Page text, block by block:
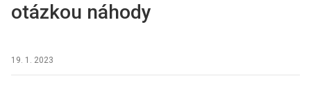
otázkou náhody
19. 1. 2023